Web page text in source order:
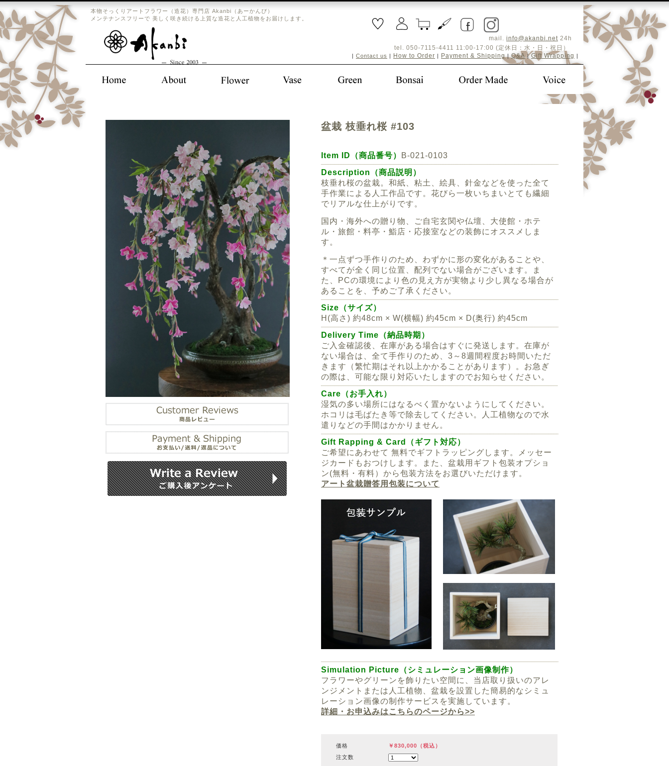
本物そっくりアートフラワー（造花）専門店 Akanbi（あーかんび）
メンテナンスフリーで 美しく咲き続ける上質な造花と人工植物をお届けします。
| Contact us | How to Order | Payment & Shipping| Q&A|Gift Wrapping |
tel. 050-7115-4411 11:00-17:00 (定休日：水・日・祝日）
mail. info@akanbi.net 24h
盆栽 枝垂れ桜 #103
Item ID（商品番号）
B-021-0103
Description（商品説明）
枝垂れ桜の盆栽。和紙、粘土、絵具、針金などを使った全て
手作業による人工作品です。花びら一枚いちまいとても繊細
でリアルな仕上がりです。
国内・海外への贈り物、ご自宅玄関や仏壇、大使館・ホテ
ル・旅館・料亭・鮨店・応接室などの装飾にオススメしま
す。
＊一点ずつ手作りのため、わずかに形の変化があることや、
すべてが全く同じ位置、配列でない場合がございます。ま
た、PCの環境により色の見え方が実物より少し異なる場合が
あることを、予めご了承ください。
Size（サイズ）
H(高さ) 約48cm × W(横幅) 約45cm × D(奥行) 約45cm
Delivery Time（納品時期）
ご入金確認後、在庫がある場合はすぐに発送します。在庫が
ない場合は、全て手作りのため、3～8週間程度お時間いただ
きます（繁忙期はそれ以上かかることがあります）。お急ぎ
の際は、可能な限り対応いたしますのでお知らせください。
Care（お手入れ）
湿気の多い場所にはなるべく置かないようにしてください。
ホコリは毛ばたき等で除去してください。人工植物なので水
遣りなどの手間はかかりません。
Gift Rapping & Card（ギフト対応）
ご希望にあわせて 無料でギフトラッピングします。メッセー
ジカードもおつけします。また、盆栽用ギフト包装オプショ
ン(無料・有料）から包装方法をお選びいただけます。
アート盆栽贈答用包装について
Simulation Picture（シミュレーション画像制作）
フラワーやグリーンを飾りたい空間に、当店取り扱いのアレ
ンジメントまたは人工植物、盆栽を設置した簡易的なシミュ
レーション画像の制作サービスを実施しています。
詳細・お申込みはこちらのページから>>
価格
￥830,000（税込）
注文数